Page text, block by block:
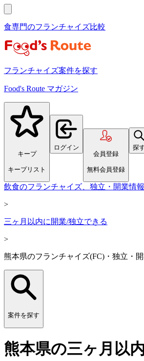
食専門のフランチャイズ比較
フランチャイズ案件を探す
Food's Route マガジン
キープ
キープリスト
ログイン
会員登録
無料会員登録
探
飲食のフランチャイズ、独立・開業情報
>
三ヶ月以内に開業/独立できる
>
熊本県のフランチャイズ(FC)・独立・
案件を探す
熊本県の三ヶ月以